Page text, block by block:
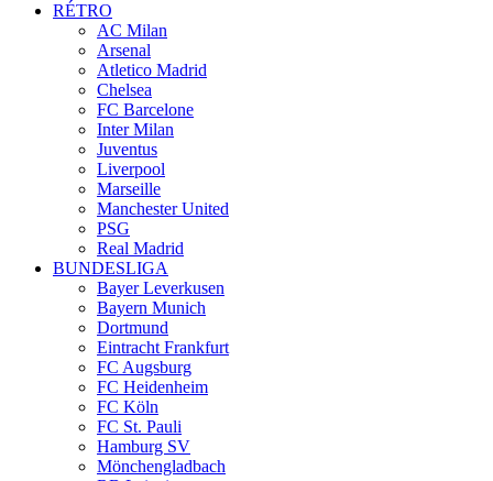
RÉTRO
AC Milan
Arsenal
Atletico Madrid
Chelsea
FC Barcelone
Inter Milan
Juventus
Liverpool
Marseille
Manchester United
PSG
Real Madrid
BUNDESLIGA
Bayer Leverkusen
Bayern Munich
Dortmund
Eintracht Frankfurt
FC Augsburg
FC Heidenheim
FC Köln
FC St. Pauli
Hamburg SV
Mönchengladbach